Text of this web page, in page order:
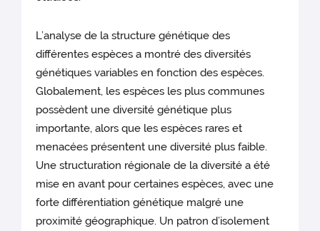
L’analyse de la structure génétique des
différentes espèces a montré des diversités
génétiques variables en fonction des espèces.
Globalement, les espèces les plus communes
possèdent une diversité génétique plus
importante, alors que les espèces rares et
menacées présentent une diversité plus faible.
Une structuration régionale de la diversité a été
mise en avant pour certaines espèces, avec une
forte différentiation génétique malgré une
proximité géographique. Un patron d’isolement